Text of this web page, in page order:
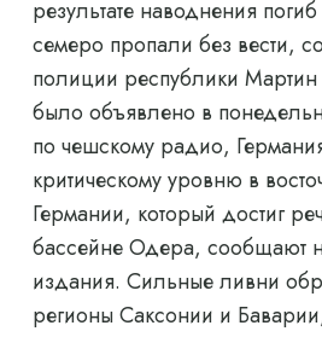
результате наводнения
семеро пропали без вести,
полиции республики
было объявлено в
по чешскому радио, Германия
критическому уровню в
Германии, который достиг
бассейне Одера, сообщают
издания. Сильные ливни
регионы Саксонии и